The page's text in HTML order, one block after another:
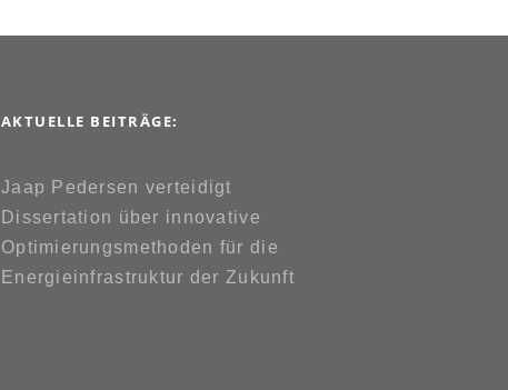
AKTUELLE BEITRÄGE:
Jaap Pedersen verteidigt
Dissertation über innovative
Optimierungsmethoden für die
Energieinfrastruktur der Zukunft